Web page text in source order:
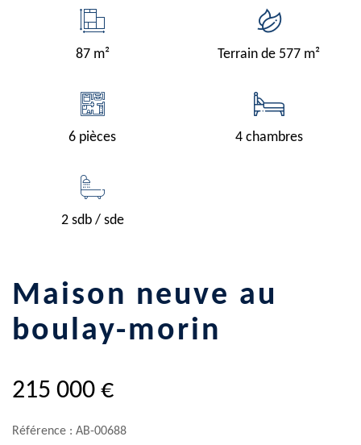
87 m² Terrain de 577 m²
6 pièces 4 chambres
2 sdb / sde
maison neuve au
boulay-morin
215 000 €
Référence : AB-00688